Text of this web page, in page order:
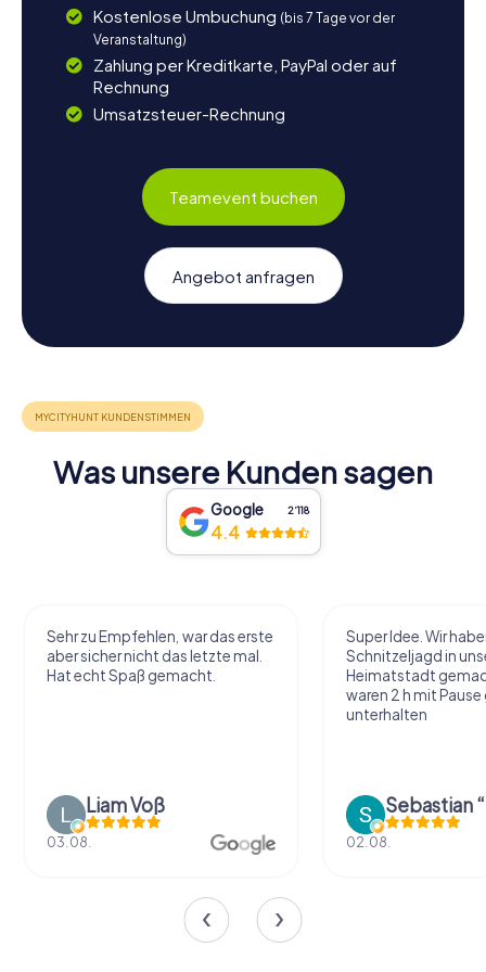
Kostenlose Umbuchung (bis 7 Tage vor der
Veranstaltung)
Zahlung per Kreditkarte, PayPal oder auf
Rechnung
Umsatzsteuer-Rechnung
Teamevent buchen
Angebot anfragen
Was unsere Kunden sagen
Google 2‘118
4.4
Sehr zu Empfehlen, war das erste
aber sicher nicht das letzte mal.
Hat echt Spaß gemacht.
Liam Voß
03.08.
Super Idee. Wir
Schnitzeljagd in
Heimatstadt
waren 2 h mit
unterhalten
02.08.